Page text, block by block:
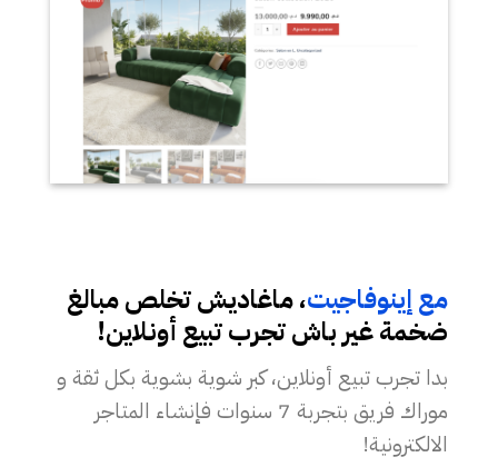
مع إينوفاجيت، ماغاديش تخلص مبالغ
ضخمة غير باش تجرب تبيع أونلاين!
بدا تجرب تبيع أونلاين، كبر شوية بشوية بكل ثقة و
موراك فريق بتجربة 7 سنوات فإنشاء المتاجر
الالكترونية!